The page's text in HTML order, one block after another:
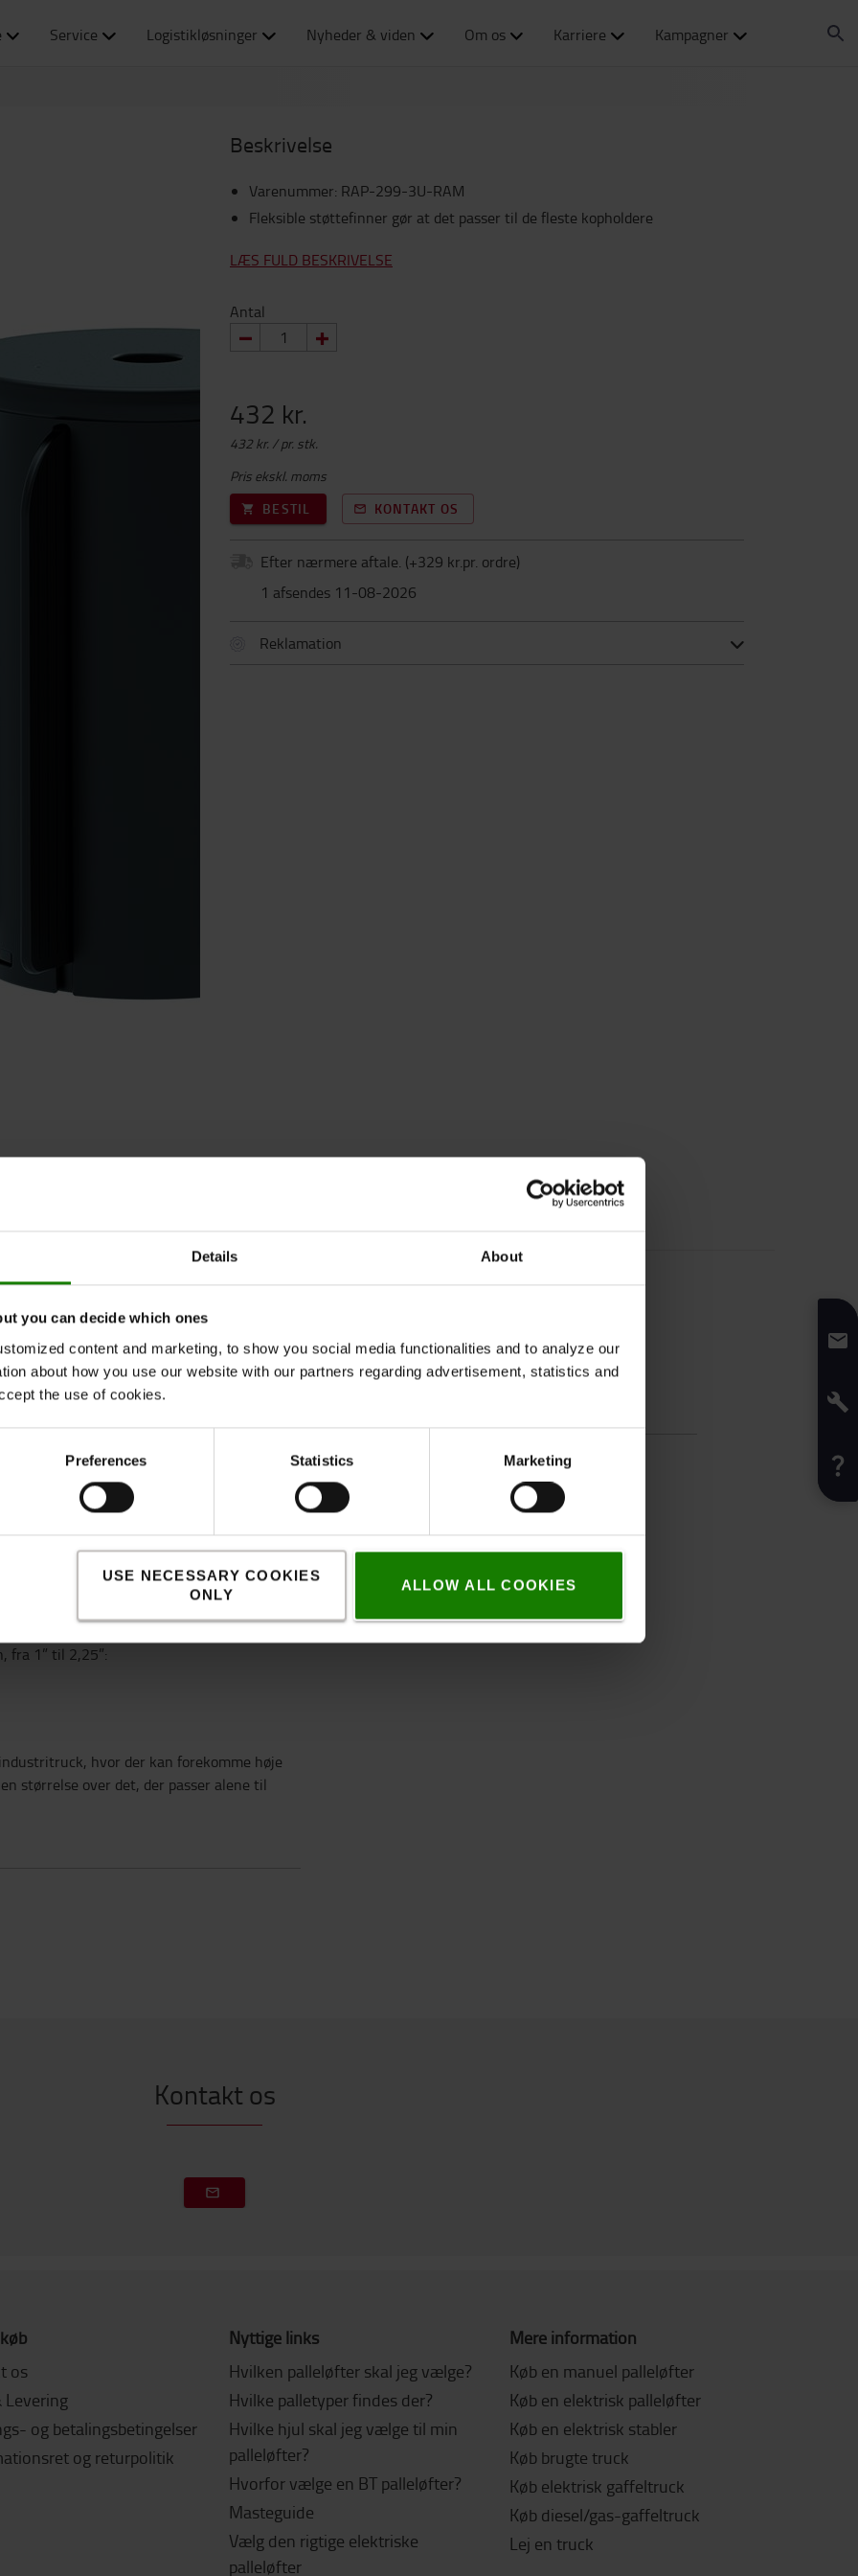
Details About
you can decide which ones
content and marketing, to show you social media functionalities and to analyze our
about how you use our website with our partners regarding advertisement, statistics and
the use of cookies.
Preferences Statistics Marketing
USE NECESSARY COOKIES
ONLY
ALLOW ALL COOKIES
Service Logistikløsninger Nyheder & viden Om os Karriere Kampagner
Beskrivelse
Varenummer: RAP-299-3U-RAM
Fleksible støttefinner gør at det passer til de fleste kopholdere
LÆS FULD BESKRIVELSE
Antal
432 kr.
432 kr. / pr. stk.
Pris ekskl. moms
BESTIL
KONTAKT OS
Efter nærmere aftale. (+329 kr.pr. ordre)
1 afsendes 11-08-2026
Reklamation
SPECIFIKATION KONTAKT OS
Specifikation
Holderen kan placeres i en
støttelameller passer i de fleste
anbefaler rund fod til 1" kugle eller rund
76 mm, højde: 121 mm
du præcist brug for?
arm og en udstyrsholder. Dette er
der fire forskellige systemer. Forskellen
fra 1” til 2,25”:
hvor der kan forekomme høje
størrelse over det, der passer alene til
Kontakt os
os
Levering
og betalingsbetingelser
og returpolitik
Nyttige links
Hvilken palleløfter skal jeg vælge?
Hvilke palletyper findes der?
Hvilke hjul skal jeg vælge til min
palleløfter?
Hvorfor vælge en BT palleløfter?
Masteguide
Vælg den rigtige elektriske
palleløfter
Mere information
Køb en manuel palleløfter
Køb en elektrisk palleløfter
Køb en elektrisk stabler
Køb brugte truck
Køb elektrisk gaffeltruck
Køb diesel/gas-gaffeltruck
Lej en truck